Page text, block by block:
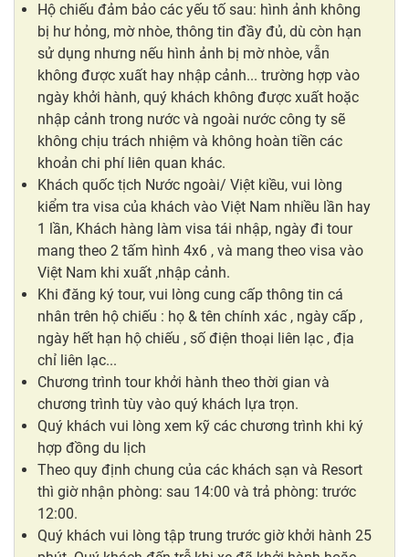
Hộ chiếu đảm bảo các yếu tố sau: hình ảnh không
bị hư hỏng, mờ nhòe, thông tin đầy đủ, dù còn hạn
sử dụng nhưng nếu hình ảnh bị mờ nhòe, vẫn
không được xuất hay nhập cảnh... trường hợp vào
ngày khởi hành, quý khách không được xuất hoặc
nhập cảnh trong nước và ngoài nước công ty sẽ
không chịu trách nhiệm và không hoàn tiền các
khoản chi phí liên quan khác.
Khách quốc tịch Nước ngoài/ Việt kiều, vui lòng
kiểm tra visa của khách vào Việt Nam nhiều lần hay
1 lần, Khách hàng làm visa tái nhập, ngày đi tour
mang theo 2 tấm hình 4x6 , và mang theo visa vào
Việt Nam khi xuất ,nhập cảnh.
Khi đăng ký tour, vui lòng cung cấp thông tin cá
nhân trên hộ chiếu : họ & tên chính xác , ngày cấp ,
ngày hết hạn hộ chiếu , số điện thoại liên lạc , địa
chỉ liên lạc...
Chương trình tour khởi hành theo thời gian và
chương trình tùy vào quý khách lựa trọn.
Quý khách vui lòng xem kỹ các chương trình khi ký
hợp đồng du lịch
Theo quy định chung của các khách sạn và Resort
thì giờ nhận phòng: sau 14:00 và trả phòng: trước
12:00.
Quý khách vui lòng tập trung trước giờ khởi hành 25